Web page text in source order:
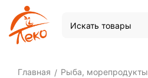
Главная / Рыба, морепродукты